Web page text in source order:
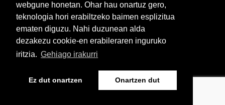
www.lab.eus
Euskera Castellano
webgune honetan. Ohar hau onartuz gero,
teknologia hori erabiltzeko baimen esplizitua
ematen diguzu. Nahi duzunean alda
dezakezu cookie-en erabileraren inguruko
iritzia. Gehiago irakurri
Ez dut onartzen Onartzen dut